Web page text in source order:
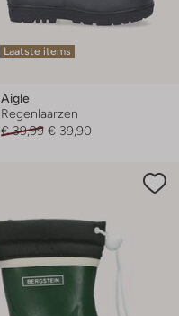
Laatste items
Aigle
Regenlaarzen
€ 39,99 € 39,90